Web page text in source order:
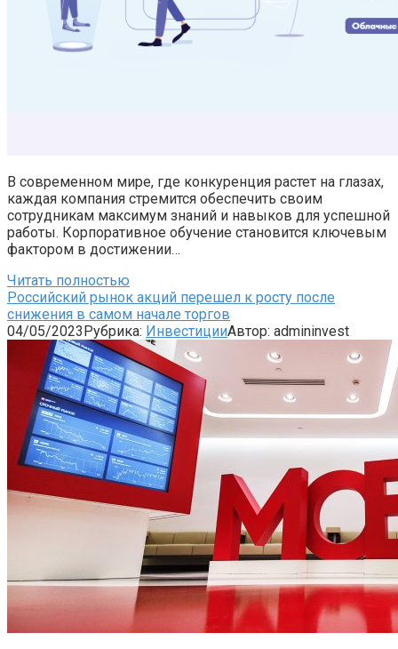
В современном мире, где конкуренция растет на глазах,
каждая компания стремится обеспечить своим
сотрудникам максимум знаний и навыков для успешной
работы. Корпоративное обучение становится ключевым
фактором в достижении…
Читать полностью
Российский рынок акций перешел к росту после
снижения в самом начале торгов
04/05/2023Рубрика: ИнвестицииАвтор: admininvest